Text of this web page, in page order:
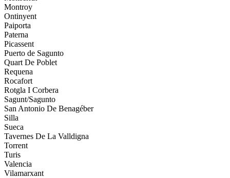
Montroy
Ontinyent
Paiporta
Paterna
Picassent
Puerto de Sagunto
Quart De Poblet
Requena
Rocafort
Rotgla I Corbera
Sagunt/Sagunto
San Antonio De Benagéber
Silla
Sueca
Tavernes De La Valldigna
Torrent
Turis
Valencia
Vilamarxant